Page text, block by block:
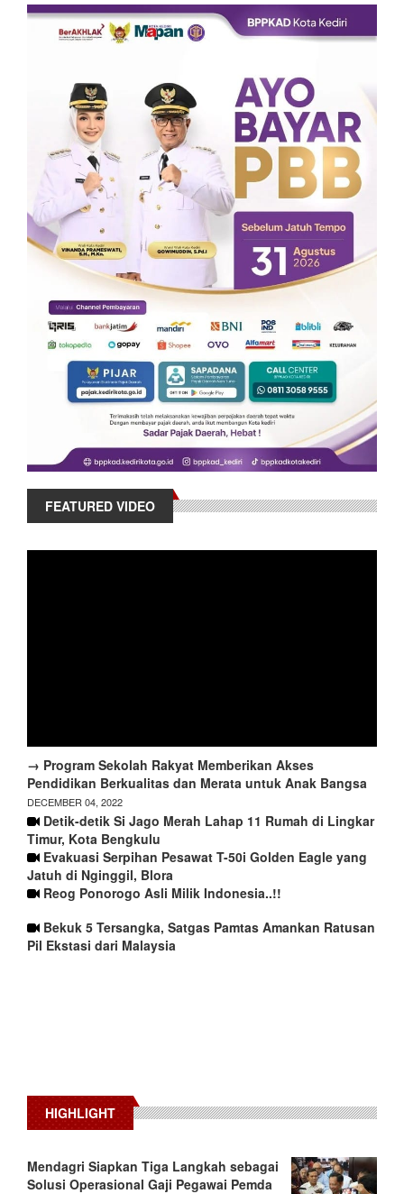
FEATURED VIDEO
→ Program Sekolah Rakyat Memberikan Akses
Pendidikan Berkualitas dan Merata untuk Anak Bangsa
DECEMBER 04, 2022
Detik-detik Si Jago Merah Lahap 11 Rumah di Lingkar
Timur, Kota Bengkulu
Evakuasi Serpihan Pesawat T-50i Golden Eagle yang
Jatuh di Nginggil, Blora
Reog Ponorogo Asli Milik Indonesia..!!
Bekuk 5 Tersangka, Satgas Pamtas Amankan Ratusan
Pil Ekstasi dari Malaysia
HIGHLIGHT
Mendagri Siapkan Tiga Langkah sebagai
Solusi Operasional Gaji Pegawai Pemda